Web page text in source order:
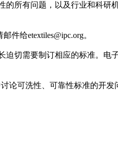
的所有问题，以及行业和科研
给etextiles@ipc.org。
迫切需要制订相应的标准。电
论可洗性、可靠性标准的开发